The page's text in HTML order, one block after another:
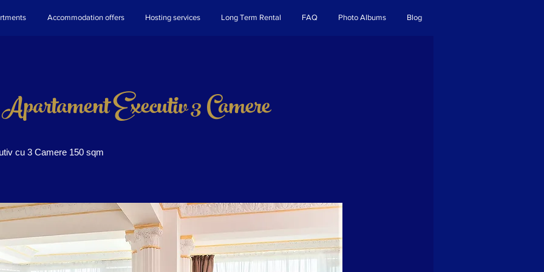
Accommodation offers Hosting services Long Term Rental FAQ Photo Albums Blog
Apartament Executiv 3 Camere
cu 3 Camere 150 sqm